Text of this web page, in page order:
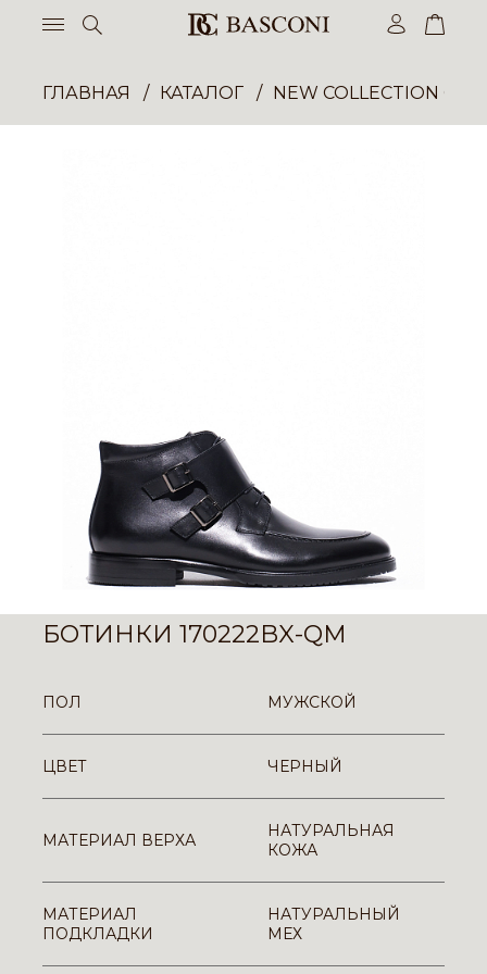
ГЛАВНАЯ КАТАЛОГ NEW COLLECTION
БОТИНКИ 170222BX-QM
ПОЛ МУЖСКОЙ
ЦВЕТ ЧЕРНЫЙ
МАТЕРИАЛ ВЕРХА
НАТУРАЛЬНАЯ
КОЖА
МАТЕРИАЛ
ПОДКЛАДКИ
НАТУРАЛЬНЫЙ
МЕХ